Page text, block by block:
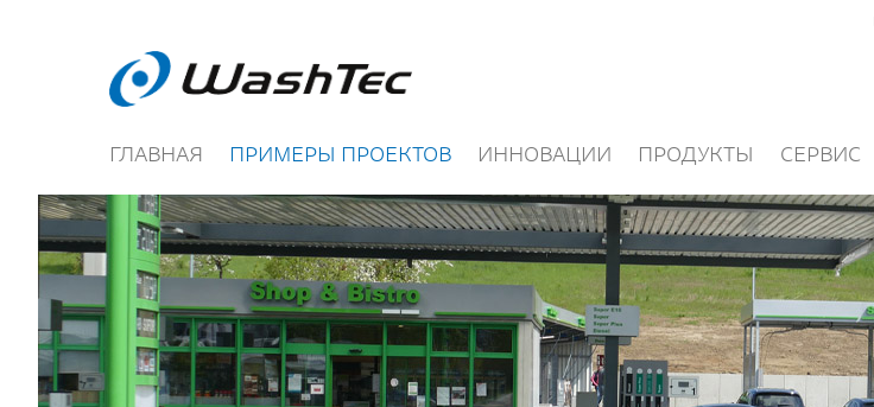
ГЛАВНАЯ ПРИМЕРЫ ПРОЕКТОВ ИННОВАЦИИ ПРОДУКТЫ СЕРВИС